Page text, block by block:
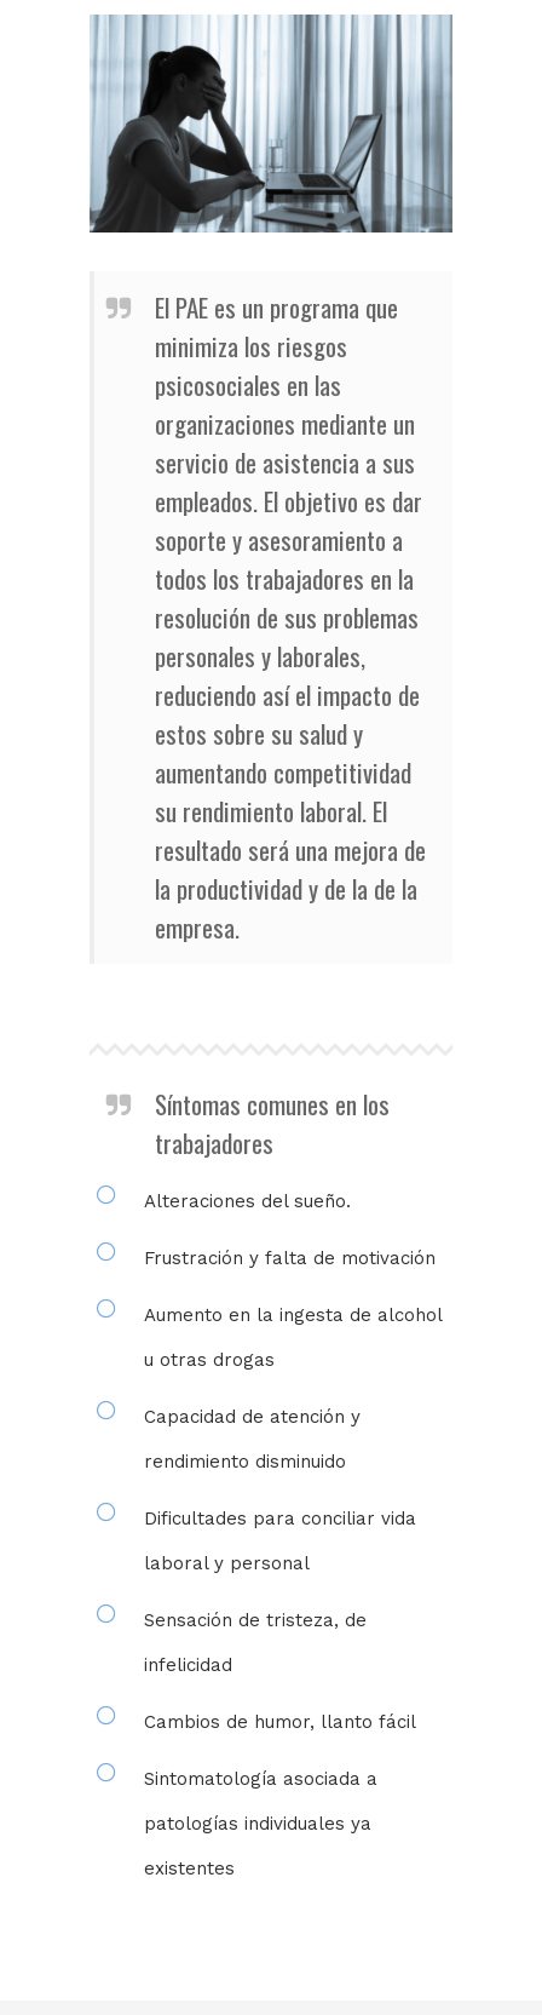
El PAE es un programa que
minimiza los riesgos
psicosociales en las
organizaciones mediante un
servicio de asistencia a sus
empleados. El objetivo es dar
soporte y asesoramiento a
todos los trabajadores en la
resolución de sus problemas
personales y laborales,
reduciendo así el impacto de
estos sobre su salud y
aumentando competitividad
su rendimiento laboral. El
resultado será una mejora de
la productividad y de la de la
empresa.
Síntomas comunes en los
trabajadores
Alteraciones del sueño.
Frustración y falta de motivación
Aumento en la ingesta de alcohol
u otras drogas
Capacidad de atención y
rendimiento disminuido
Dificultades para conciliar vida
laboral y personal
Sensación de tristeza, de
infelicidad
Cambios de humor, llanto fácil
Sintomatología asociada a
patologías individuales ya
existentes